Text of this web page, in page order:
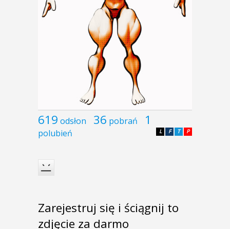
619 odsłon 36 pobrań 1
polubień P
T
F
L
Zarejestruj się i ściągnij to
zdjęcie za darmo